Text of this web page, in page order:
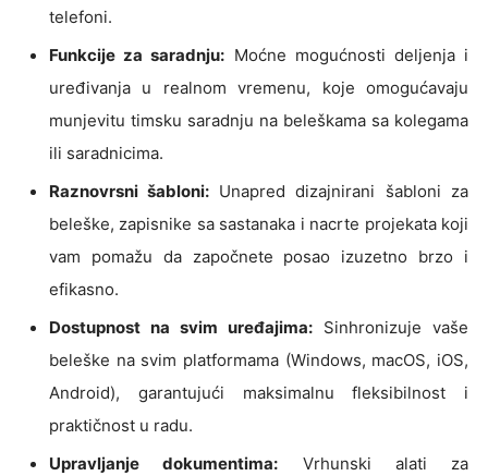
telefoni.
Funkcije za saradnju: Moćne mogućnosti deljenja i
uređivanja u realnom vremenu, koje omogućavaju
munjevitu timsku saradnju na beleškama sa kolegama
ili saradnicima.
Raznovrsni šabloni: Unapred dizajnirani šabloni za
beleške, zapisnike sa sastanaka i nacrte projekata koji
vam pomažu da započnete posao izuzetno brzo i
efikasno.
Dostupnost na svim uređajima: Sinhronizuje vaše
beleške na svim platformama (Windows, macOS, iOS,
Android), garantujući maksimalnu fleksibilnost i
praktičnost u radu.
Upravljanje dokumentima: Vrhunski alati za